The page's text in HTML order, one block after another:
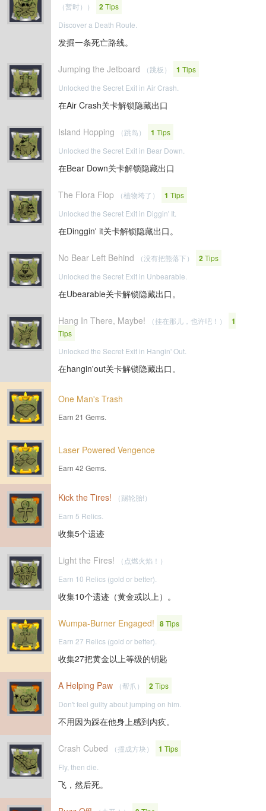
（暂时））
2Tips
Discover a Death Route.
发掘一条死亡路线。
Jumping the Jetboard （跳板） 1 Tips
Unlocked the Secret Exit in Air Crash.
在Air Crash关卡解锁隐藏出口
Island Hopping （跳岛） 1 Tips
Unlocked the Secret Exit in Bear Down.
在Bear Down关卡解锁隐藏出口
The Flora Flop （植物垮了） 1 Tips
Unlocked the Secret Exit in Diggin' It.
在Dinggin' it关卡解锁隐藏出口。
No Bear Left Behind （没有把熊落下） 2Tips
Unlocked the Secret Exit in Unbearable.
在Ubearable关卡解锁隐藏出口。
Hang In There, Maybe! （挂在那儿，也许吧！） 1
Tips
Unlocked the Secret Exit in Hangin' Out.
在hangin'out关卡解锁隐藏出口。
One Man's Trash
Earn 21 Gems.
Laser Powered Vengence
Earn 42 Gems.
Kick the Tires!
（踢轮胎!）
Earn 5 Relics.
收集5个遗迹
Light the Fires!
（点燃火焰！）
Earn 10 Relics (gold or better).
收集10个遗迹（黄金或以上）。
Wumpa-Burner Engaged! 8Tips
Earn 27 Relics (gold or better).
收集27把黄金以上等级的钥匙
A Helping Paw （帮爪） 2Tips
Don't feel guilty about jumping on him.
不用因为踩在他身上感到内疚。
Crash Cubed （撞成方块） 1 Tips
Fly, then die.
飞，然后死。